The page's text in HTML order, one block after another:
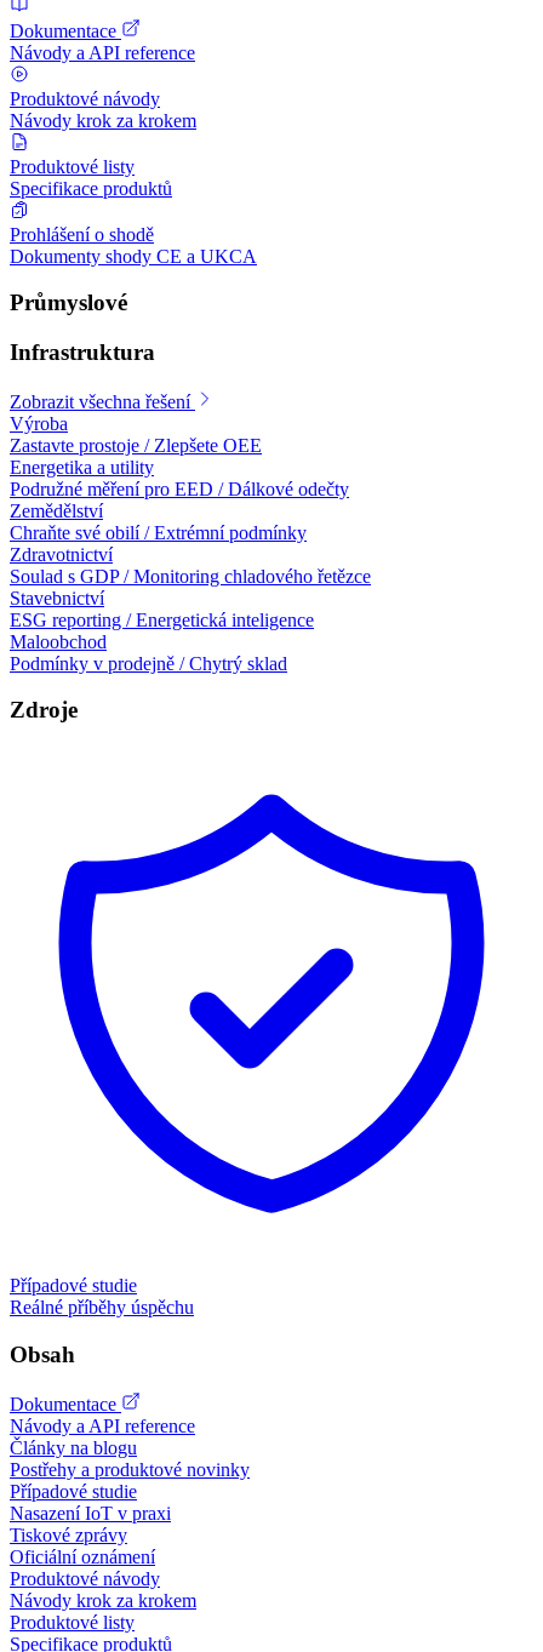
Dokumentace
Návody a API reference
Produktové návody
Návody krok za krokem
Produktové listy
Specifikace produktů
Prohlášení o shodě
Dokumenty shody CE a UKCA
Průmyslové
Infrastruktura
Zobrazit všechna řešení
Výroba
Zastavte prostoje / Zlepšete OEE
Energetika a utility
Podružné měření pro EED / Dálkové odečty
Zemědělství
Chraňte své obilí / Extrémní podmínky
Zdravotnictví
Soulad s GDP / Monitoring chladového řetězce
Stavebnictví
ESG reporting / Energetická inteligence
Maloobchod
Podmínky v prodejně / Chytrý sklad
Zdroje
Případové studie
Reálné příběhy úspěchu
Obsah
Dokumentace
Návody a API reference
Články na blogu
Postřehy a produktové novinky
Případové studie
Nasazení IoT v praxi
Tiskové zprávy
Oficiální oznámení
Produktové návody
Návody krok za krokem
Produktové listy
Specifikace produktů